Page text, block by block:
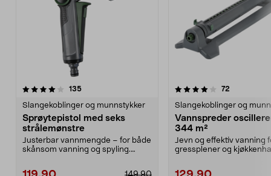
135anmeldelser
Slangekoblinger og munnstykker
Sprøytepistol med seks
strålemønstre
Justerbar vannmengde – for både
skånsom vanning og spyling.
4.0 av 5 stjerner 72
Slangekoblinger og
Vannspreder
344 m²
Jevn og effektiv vanning
gressplener og
4.5 av 5 stjerner